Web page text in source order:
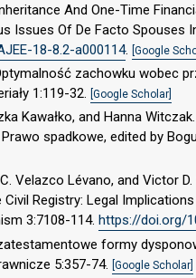
And One-Time
Issues Of De Facto Spouses
18-8.2-a000114. [Google
zachowku wobec
1:119-32. [Google Scholar]
Kawałko, and Hanna
spadkowe, edited by
Velazco Lévano, and Victor
Registry: Legal
3:7108-114. https://doi.org/
formy
5:357-74. [Google Scholar]